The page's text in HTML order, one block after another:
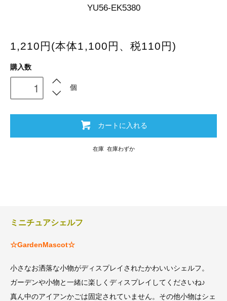
YU56-EK5380
1,210円(本体1,100円、税110円)
購入数
個
カートに入れる
在庫 在庫わずか
ミニチュアシェルフ
☆GardenMascot☆
小さなお洒落な小物がディスプレイされたかわいいシェルフ。
ガーデンや小物と一緒に楽しくディスプレイしてくださいね♪
真ん中のアイアンかごは固定されていません。その他小物はシェ